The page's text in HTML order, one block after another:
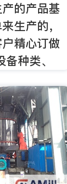
的产品基
生产的，
精心订做
种类、